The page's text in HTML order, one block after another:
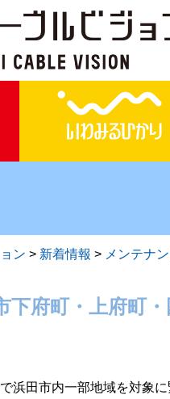
ン > 新着情報 > メンテナ
府町・上府町
浜田市内一部地域を対象